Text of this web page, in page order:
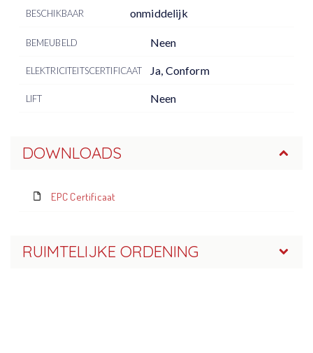
BESCHIKBAAR onmiddelijk
BEMEUBELD Neen
ELEKTRICITEITSCERTIFICAAT Ja, Conform
LIFT Neen
DOWNLOADS
EPC Certificaat
RUIMTELIJKE ORDENING